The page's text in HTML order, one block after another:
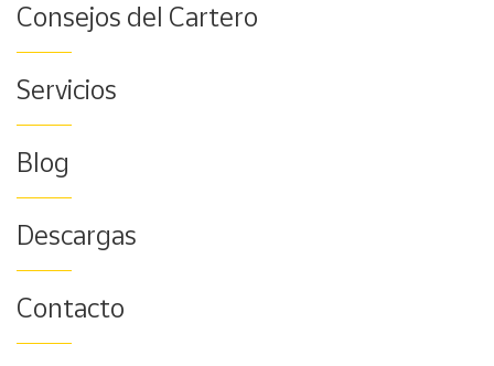
Consejos del Cartero
Servicios
Blog
Descargas
Contacto